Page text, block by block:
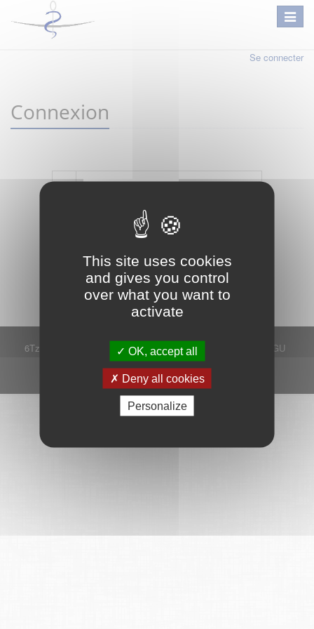
This site uses cookies
and gives you control
over what you want to
activate
OK, accept all
Deny all cookies
Personalize
Se connecter
Connexion
Mot de passe oublié ? Je crée mon compte
Connexion
6Tzen ©2015 - Tous droits réservés Mentions légales
CGU
Plan du site
FAQ
Contact
Ce service est proposé par6Tzen